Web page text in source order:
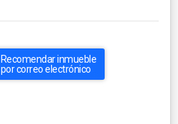
Recomendar inmueble
por correo electrónico